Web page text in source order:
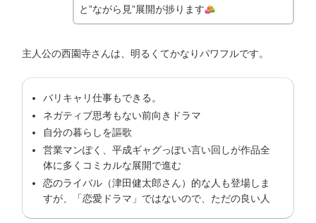
と”ながら見”展開が捗ります
主人公の西園寺さんは、明るくてかなりパワフルです。
バリキャリ仕事もできる。
ネガティブ思考もない前向きドラマ
自分の暮らしを謳歌
営業マンぽく、平成ギャグっぽい言い回しが作品全
体に多くコミカルな展開で進む
恋のライバル（津田健太郎さん）的な人も登場しま
すが、「恋愛ドラマ」ではないので、ただの良い人